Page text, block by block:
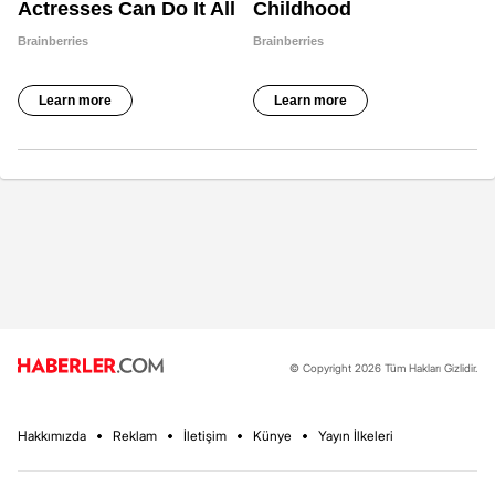
© Copyright 2026 Tüm Hakları Gizlidir.
Hakkımızda Reklam İletişim Künye Yayın İlkeleri